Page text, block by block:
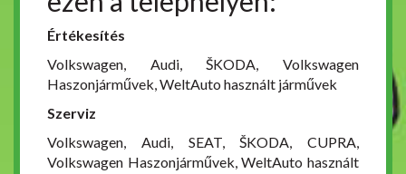
Értékesítés
Volkswagen, Audi, ŠKODA, Volkswagen
Haszonjárművek, WeltAuto használt járművek
Szerviz
Volkswagen, Audi, SEAT, ŠKODA, CUPRA,
Volkswagen Haszonjárművek, WeltAuto használt